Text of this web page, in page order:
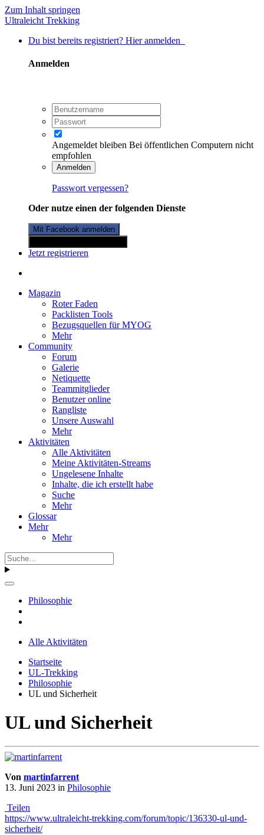
Zum Inhalt springen
Ultraleicht Trekking
Du bist bereits registriert? Hier anmelden
Anmelden
Angemeldet bleiben Bei öffentlichen Computern nicht
empfohlen
Anmelden
Passwort vergessen?
Oder nutze einen der folgenden Dienste
Mit Facebook anmelden
Jetzt registrieren
Magazin
Roter Faden
Packlisten Tools
Bezugsquellen für MYOG
Mehr
Community
Forum
Galerie
Netiquette
Teammitglieder
Benutzer online
Rangliste
Unsere Auswahl
Mehr
Aktivitäten
Alle Aktivitäten
Meine Aktivitäten-Streams
Ungelesene Inhalte
Inhalte, die ich erstellt habe
Suche
Mehr
Glossar
Mehr
Mehr
Philosophie
Alle Aktivitäten
Startseite
UL-Trekking
Philosophie
UL und Sicherheit
UL und Sicherheit
Von martinfarrent
13. Juni 2023 in Philosophie
Teilen
https://www.ultraleicht-trekking.com/forum/topic/136330-ul-und-
sicherheit/